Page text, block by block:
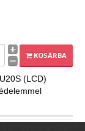
KOSÁRBA
(LCD)